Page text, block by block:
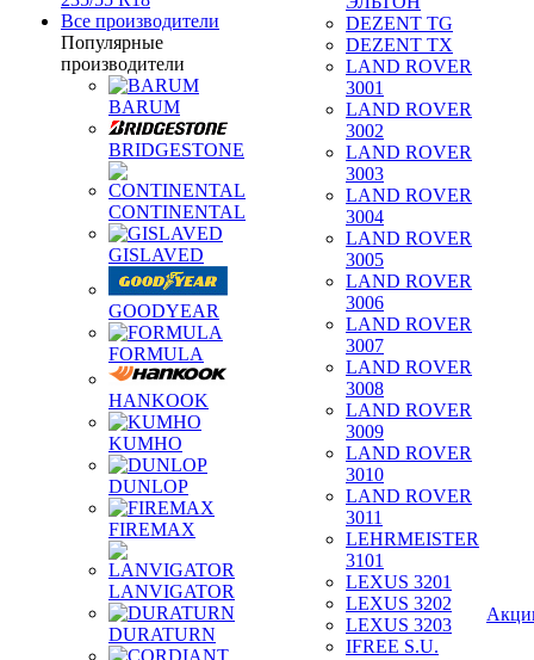
Все производители
Популярные
производители
BARUM
BRIDGESTONE
CONTINENTAL
GISLAVED
GOODYEAR
FORMULA
HANKOOK
KUMHO
DUNLOP
FIREMAX
LANVIGATOR
DURATURN
DEZENT TG
DEZENT TX
LAND ROVER
3001
LAND ROVER
3002
LAND ROVER
3003
LAND ROVER
3004
LAND ROVER
3005
LAND ROVER
3006
LAND ROVER
3007
LAND ROVER
3008
LAND ROVER
3009
LAND ROVER
3010
LAND ROVER
3011
LEHRMEISTER
3101
LEXUS 3201
LEXUS 3202
LEXUS 3203
IFREE S.U.